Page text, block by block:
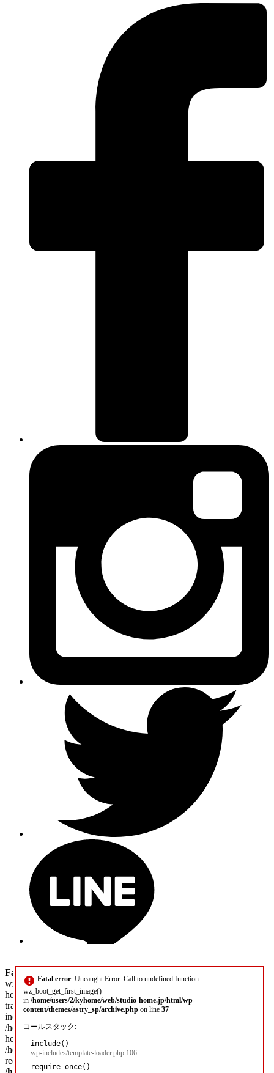
Fatal error: Uncaught Error: Call to undefined function
wz_boot_get_first_image()
in /home/users/2/kyhome/web/studio-home.jp/html/wp-
content/themes/astry_sp/archive.php on line 37
コールスタック:
include()
wp-includes/template-loader.php:106
require_once()
Fatal error
wz_boot_get_first_image() in /home/users/2/kyhome/web/studio-
home.jp/html/wp-content/themes/astry_sp/archive.php:37 Stack
trace: #0 /home/users/2/kyhome/web/studio-home.jp/html/wp-
includes/template-loader.php(106): include() #1
/home/users/2/kyhome/web/studio-home.jp/html/wp-blog-
header.php(19): require_once('/home/users/2/k...') #2
/home/users/2/kyhome/web/studio-home.jp/html/index.php(17):
require('/home/users/2/k...') #3 {main} thrown in